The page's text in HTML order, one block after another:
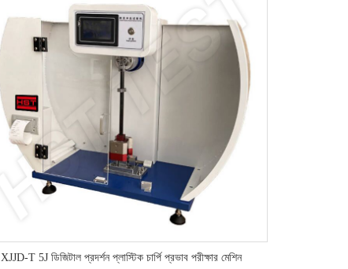
XJJD-T 5J ডিজিটাল প্রদর্শন প্লাস্টিক চার্পি প্রভাব পরীক্ষার মেশিন